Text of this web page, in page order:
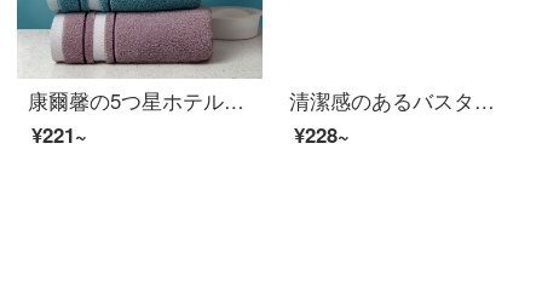
康爾馨の5つ星ホテルのタオルの純綿は水を吸い込んで顔のタオルの全綿A種類の無ホルムアルデヒドの青い緑色の75*40 cm 180 gを拭きます。
¥221~
清潔感のあるバスタオル男性純綿成人男女家庭用吸水速乾軟新疆長綿包巾ホテル大浴タオルW 0599深蘭（A類標準/柔らかくて厚い/強い吸水）
¥228~